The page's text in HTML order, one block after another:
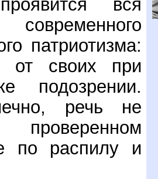
вся
патриотизма:
от своих при
подозрении.
речь не
по распилу и